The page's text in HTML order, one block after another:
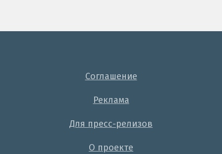
Соглашение
Реклама
Для пресс-релизов
О проекте